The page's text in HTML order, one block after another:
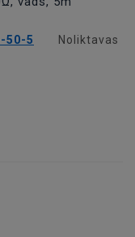
50-5
Noliktavas